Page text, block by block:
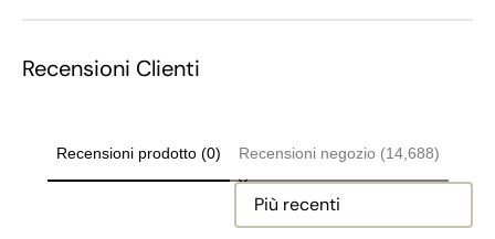
Recensioni Clienti
Recensioni prodotto (0) Recensioni negozio (14,688)
Sort reviews by